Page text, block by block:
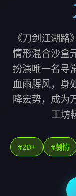
《刀剑江湖
情形混合沙盒
扮演唯一名寻
血雨腥风，身
降宏势，成为
工坊
#2D+ #劇情